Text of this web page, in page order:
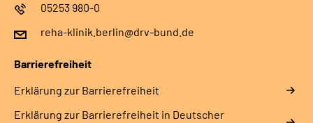
05253 980-0
reha-klinik.berlin@drv-bund.de
Barrierefreiheit
Erklärung zur Barrierefreiheit
Erklärung zur Barrierefreiheit in Deutscher